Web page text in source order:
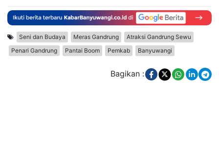
Seni dan Budaya Meras Gandrung
Atraksi Gandrung Sewu
Penari Gandrung
Pantai Boom Pemkab Banyuwangi
Bagikan :